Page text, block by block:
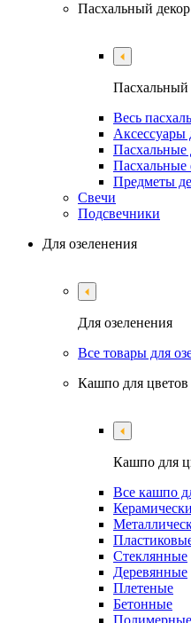
Пасхальный декор
Пасхальный
Весь
Аксессуары
Пасхальные
Предметы
Свечи
Подсвечники
Для озеленения
Для озеленения
Все товары для
Кашпо для цветов
Кашпо для
Все кашпо
Стеклянные
Деревянные
Плетеные
Бетонные